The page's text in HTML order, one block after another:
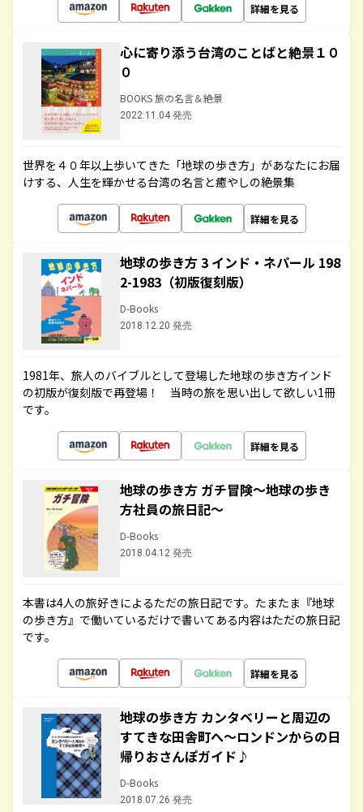
詳細を見る
心に寄り添う台湾のことばと絶景１０
０
BOOKS 旅の名言＆絶景
2022.11.04 発売
世界を４０年以上歩いてきた「地球の歩き方」があなたにお届
けする、人生を輝かせる台湾の名言と癒やしの絶景集
詳細を見る
地球の歩き方 3 インド・ネパール 198
2-1983（初版復刻版）
D-Books
2018.12.20 発売
1981年、旅人のバイブルとして登場した地球の歩き方インド
の初版が復刻版で再登場！ 当時の旅を思い出して欲しい1冊
です。
詳細を見る
地球の歩き方 ガチ冒険～地球の歩き
方社員の旅日記～
D-Books
2018.04.12 発売
本書は4人の旅好きによるただの旅日記です。たまたま『地球
の歩き方』で働いているだけで書いてある内容はただの旅日記
です。
詳細を見る
地球の歩き方 カンタベリーと周辺の
すてきな田舎町へ～ロンドンからの日
帰りおさんぽガイド♪
D-Books
2018.07.26 発売